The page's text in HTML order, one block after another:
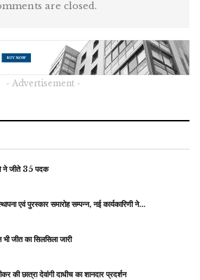
are closed.
- Advertisement -
ने जीते 35 पदक
एवं पुरस्कार समारोह सम्पन्न, नई कार्यकारिणी ने…
जीत का सिलसिला जारी
छात्रा देवांगी दाधीच का शानदार प्रदर्शन